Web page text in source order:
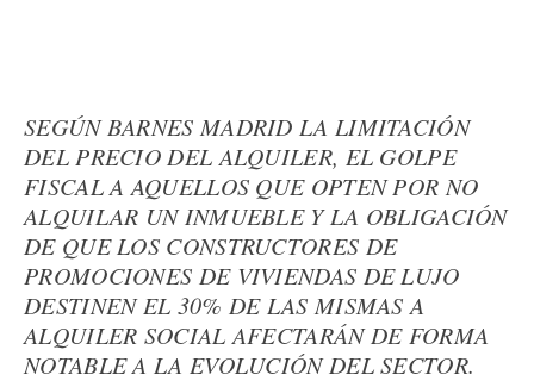
SEGÚN BARNES MADRID LA LIMITACIÓN
DEL PRECIO DEL ALQUILER, EL GOLPE
FISCAL A AQUELLOS QUE OPTEN POR NO
ALQUILAR UN INMUEBLE Y LA OBLIGACIÓN
DE QUE LOS CONSTRUCTORES DE
PROMOCIONES DE VIVIENDAS DE LUJO
DESTINEN EL 30% DE LAS MISMAS A
ALQUILER SOCIAL AFECTARÁN DE FORMA
NOTABLE A LA EVOLUCIÓN DEL SECTOR.